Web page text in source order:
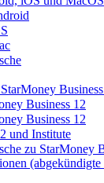
Business 12
Business 12
und Institute
zu StarMoney
(abgekündigte